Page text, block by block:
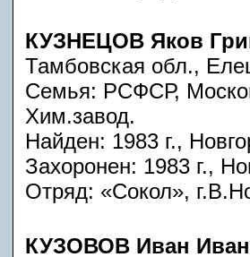
КУЗНЕЦОВ Яков
Тамбовская обл.,
Семья: РСФСР,
Хим.завод.
Найден: 1983 г.,
Захоронен: 1983 г.,
Отряд: «Сокол»,
КУЗОВОВ Иван